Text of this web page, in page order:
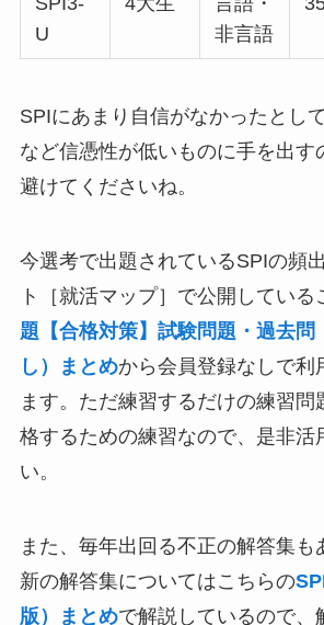
U
非言語
SPIにあまり自信がなかったとし
など信憑性が低いものに手を出す
避けてくださいね。
今選考で出題されているSPIの頻
ト［就活マップ］で公開している
題【合格対策】試験問題・過去問
し）まとめから会員登録なしで利
ます。ただ練習するだけの練習問
格するための練習なので、是非活
い。
また、毎年出回る不正の解答集も
新の解答集についてはこちらの
版）まとめで解説しているので、